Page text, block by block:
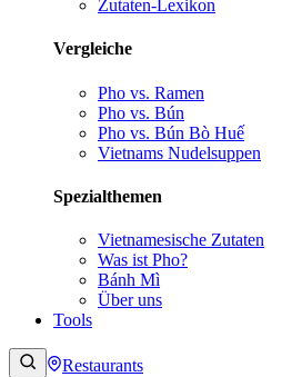
Zutaten-Lexikon
Vergleiche
Pho vs. Ramen
Pho vs. Bún
Pho vs. Bún Bò Huế
Vietnams Nudelsuppen
Spezialthemen
Vietnamesische Zutaten
Was ist Pho?
Bánh Mì
Über uns
Tools
Restaurants